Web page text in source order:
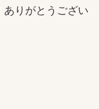
りがとうござい